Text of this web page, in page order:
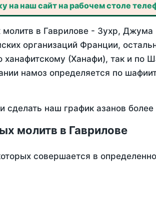
на наш сайт на рабочем столе
молитв в Гаврилове - Зухр,
организаций Франции,
(Ханафи), так и по
намоз определяется по
сделать наш график азанов
молитв в Гаврилове
совершается в